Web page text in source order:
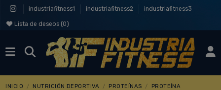
industriafitness1 industriafitness2 industriafitness3
Lista de deseos (0)
INICIO NUTRICIÓN DEPORTIVA PROTEÍNAS
PROTEÍNA